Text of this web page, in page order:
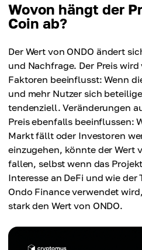
Wovon hängt der
Coin ab?
Der Wert von ONDO ändert
und Nachfrage. Der Preis
Faktoren beeinflusst: Wenn
und mehr Nutzer sich
tendenziell. Veränderungen
Preis ebenfalls beeinflussen:
Markt fällt oder Investoren
einzugehen, könnte der Wert
fallen, selbst wenn das
Interesse an DeFi und wie
Ondo Finance verwendet
stark den Wert von ONDO.